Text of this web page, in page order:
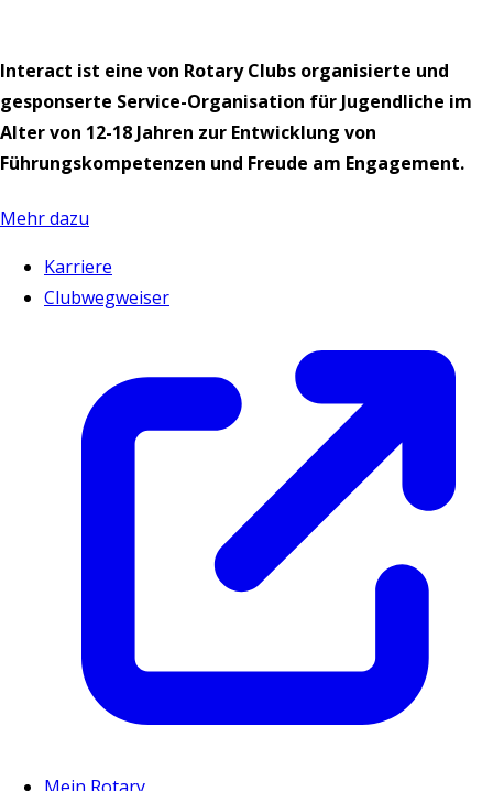
Interact ist eine von Rotary Clubs organisierte und
gesponserte Service-Organisation für Jugendliche im
Alter von 12-18 Jahren zur Entwicklung von
Führungskompetenzen und Freude am Engagement.
Mehr dazu
Karriere
Clubwegweiser
Mein Rotary